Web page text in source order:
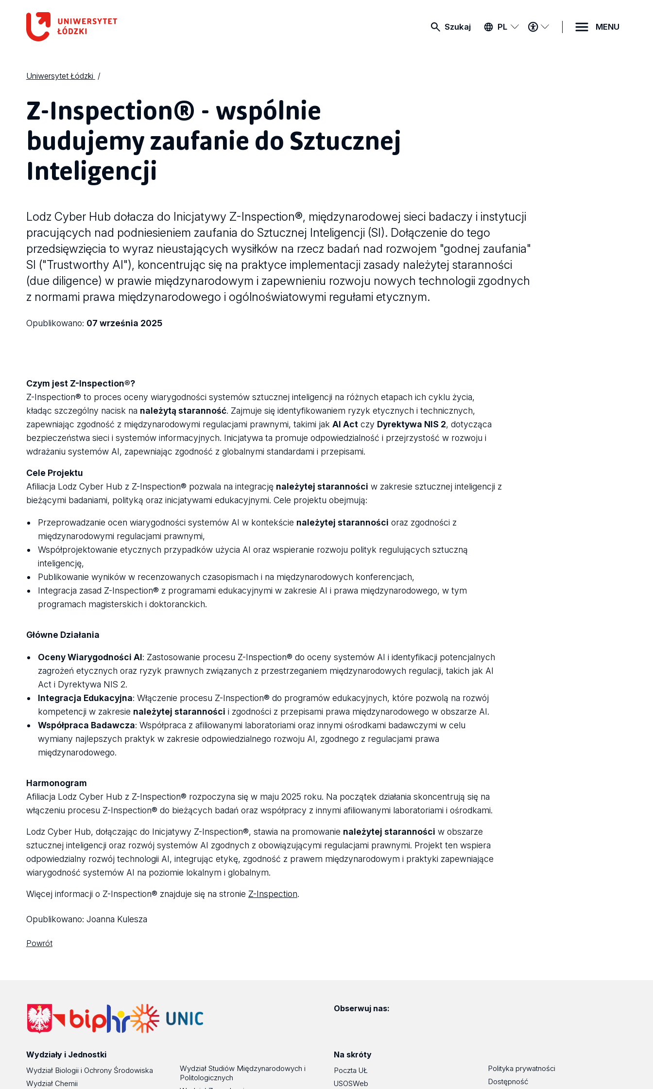
Szukaj PL
MENU
DOSTĘPNOŚCI
MENU
Uniwersytet Łódzki
Z-Inspection® - wspólnie
budujemy zaufanie do Sztucznej
Inteligencji
Lodz Cyber Hub dołacza do Inicjatywy Z-Inspection®, międzynarodowej sieci badaczy i instytucji
pracujących nad podniesieniem zaufania do Sztucznej Inteligencji (SI). Dołączenie do tego
przedsięwzięcia to wyraz nieustających wysiłków na rzecz badań nad rozwojem "godnej zaufania"
SI ("Trustworthy AI"), koncentrując się na praktyce implementacji zasady należytej staranności
(due diligence) w prawie międzynarodowym i zapewnieniu rozwoju nowych technologii zgodnych
z normami prawa międzynarodowego i ogólnoświatowymi regułami etycznym.
Opublikowano: 07 września 2025
Czym jest Z-Inspection®?
Z-Inspection® to proces oceny wiarygodności systemów sztucznej inteligencji na różnych etapach ich cyklu życia,
kładąc szczególny nacisk na należytą staranność. Zajmuje się identyfikowaniem ryzyk etycznych i technicznych,
zapewniając zgodność z międzynarodowymi regulacjami prawnymi, takimi jak AI Actczy Dyrektywa NIS 2, dotycząca
bezpieczeństwa sieci i systemów informacyjnych. Inicjatywa ta promuje odpowiedzialność i przejrzystość w rozwoju i
wdrażaniu systemów AI, zapewniając zgodność z globalnymi standardami i przepisami.
Cele Projektu
Afiliacja Lodz Cyber Hub z Z-Inspection® pozwala na integrację należytej staranności w zakresie sztucznej inteligencji z
bieżącymi badaniami, polityką oraz inicjatywami edukacyjnymi. Cele projektu obejmują:
Przeprowadzanie ocen wiarygodności systemów AI w kontekście należytej staranności oraz zgodności z
międzynarodowymi regulacjami prawnymi,
Współprojektowanie etycznych przypadków użycia AI oraz wspieranie rozwoju polityk regulujących sztuczną
inteligencję,
Publikowanie wyników w recenzowanych czasopismach i na międzynarodowych konferencjach,
Integracja zasad Z-Inspection® z programami edukacyjnymi w zakresie AI i prawa międzynarodowego, w tym
programach magisterskich i doktoranckich.
Główne Działania
Oceny Wiarygodności AI: Zastosowanie procesu Z-Inspection® do oceny systemów AI i identyfikacji potencjalnych
zagrożeń etycznych oraz ryzyk prawnych związanych z przestrzeganiem międzynarodowych regulacji, takich jak AI
Act i Dyrektywa NIS 2.
Integracja Edukacyjna: Włączenie procesu Z-Inspection® do programów edukacyjnych, które pozwolą na rozwój
kompetencji w zakresie należytej staranności i zgodności z przepisami prawa międzynarodowego w obszarze AI.
Współpraca Badawcza: Współpraca z afiliowanymi laboratoriami oraz innymi ośrodkami badawczymi w celu
wymiany najlepszych praktyk w zakresie odpowiedzialnego rozwoju AI, zgodnego z regulacjami prawa
międzynarodowego.
Harmonogram
Afiliacja Lodz Cyber Hub z Z-Inspection® rozpoczyna się w maju 2025 roku. Na początek działania skoncentrują się na
włączeniu procesu Z-Inspection® do bieżących badań oraz współpracy z innymi afiliowanymi laboratoriami i ośrodkami.
Lodz Cyber Hub, dołączając do Inicjatywy Z-Inspection®, stawia na promowanie należytej staranności w obszarze
sztucznej inteligencji oraz rozwój systemów AI zgodnych z obowiązującymi regulacjami prawnymi. Projekt ten wspiera
odpowiedzialny rozwój technologii AI, integrując etykę, zgodność z prawem międzynarodowym i praktyki zapewniające
wiarygodność systemów AI na poziomie lokalnym i globalnym.
Więcej informacji o Z-Inspection® znajduje się na stronie Z-Inspection.
Opublikowano: Joanna Kulesza
Powrót
Obserwuj nas:
Wydziały i Jednostki
Wydział Biologii i Ochrony Środowiska
Wydział Chemii
Wydział Studiów Międzynarodowych i
Politologicznych
Na skróty
Poczta UŁ
USOSWeb
Polityka prywatności
Dostępność